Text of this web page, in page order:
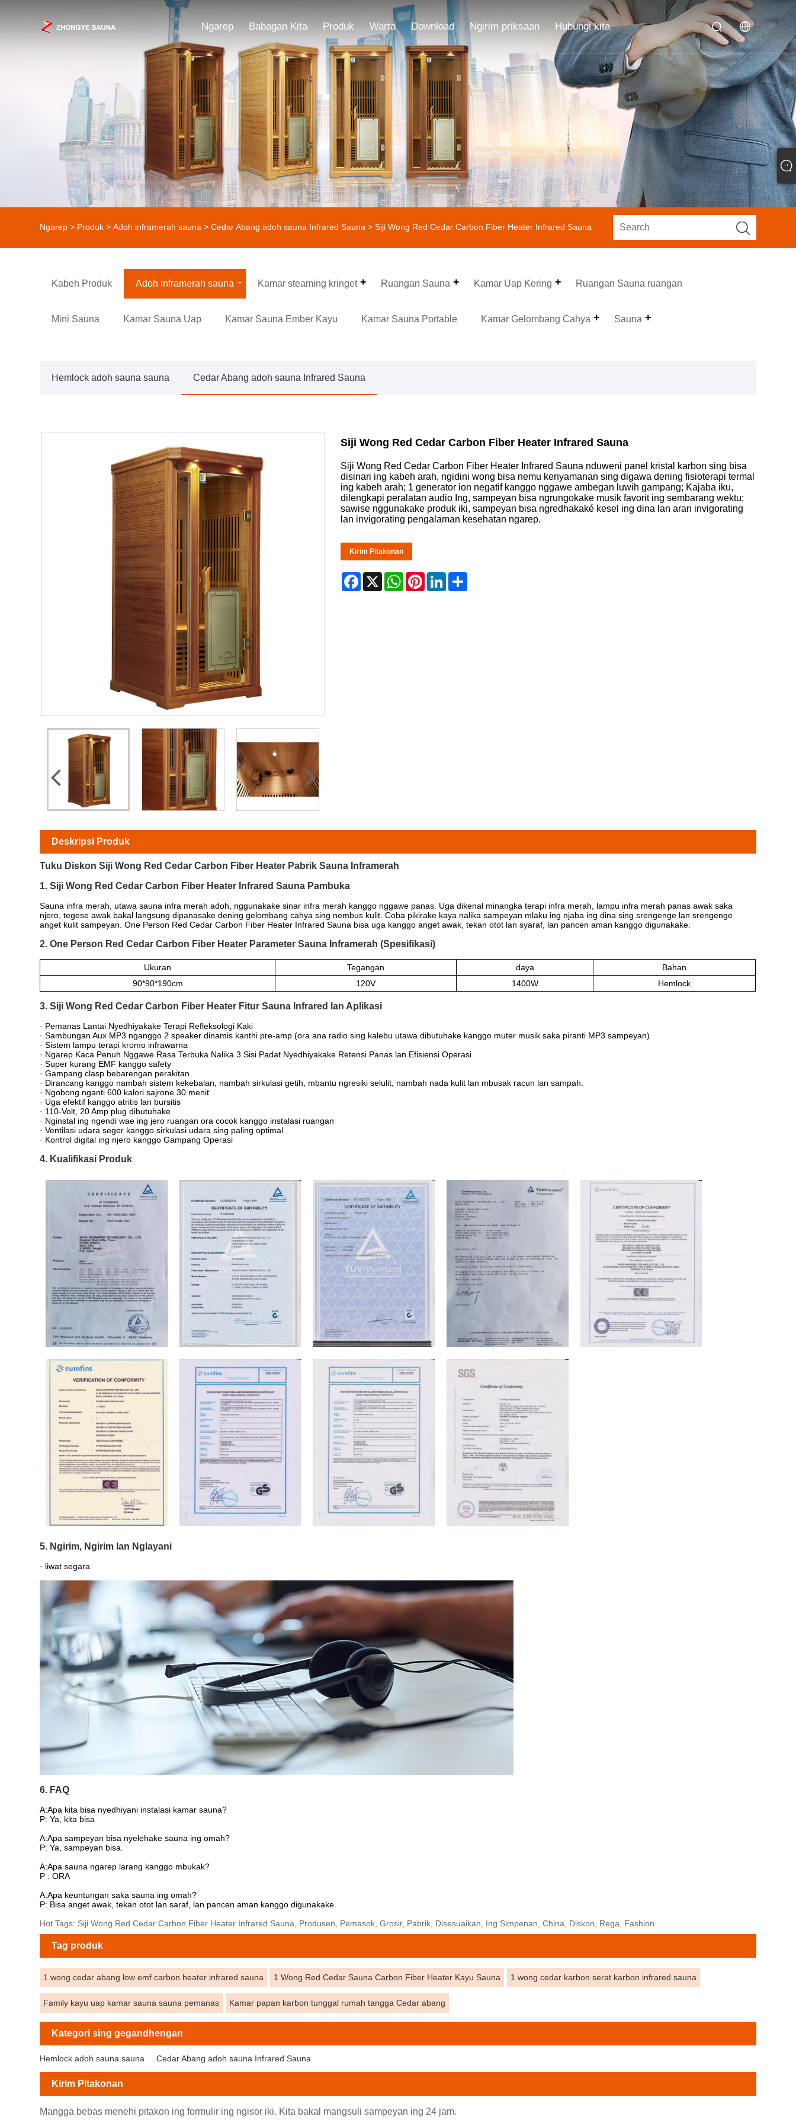
Ngarep Babagan Kita Produk Warta Download Ngirim priksaan Hubungi kita
Ngarep > Produk >Adoh inframerah sauna >Cedar Abang adoh sauna Infrared Sauna > Siji Wong Red Cedar Carbon Fiber Heater Infrared Sauna
Kabeh Produk Adoh inframerah sauna Kamar steaming kringet Ruangan Sauna Kamar Uap Kering Ruangan Sauna ruangan
Mini Sauna Kamar Sauna Uap Kamar Sauna Ember Kayu Kamar Sauna Portable Kamar Gelombang Cahya Sauna
Hemlock adoh sauna sauna Cedar Abang adoh sauna Infrared Sauna
Siji Wong Red Cedar Carbon Fiber Heater Infrared Sauna
Siji Wong Red Cedar Carbon Fiber Heater Infrared Sauna nduweni panel kristal karbon sing bisa
disinari ing kabeh arah, ngidini wong bisa nemu kenyamanan sing digawa dening fisioterapi termal
ing kabeh arah; 1 generator ion negatif kanggo nggawe ambegan luwih gampang; Kajaba iku,
dilengkapi peralatan audio Ing, sampeyan bisa ngrungokake musik favorit ing sembarang wektu;
sawise nggunakake produk iki, sampeyan bisa ngredhakaké kesel ing dina lan aran invigorating
lan invigorating pengalaman kesehatan ngarep.
Kirim Pitakonan
Facebook
X WhatsApp
PinterestLinkedIn
Deskripsi Produk
Tuku Diskon Siji Wong Red Cedar Carbon Fiber Heater Pabrik Sauna Inframerah
1. Siji Wong Red Cedar Carbon Fiber Heater Infrared Sauna Pambuka
Sauna infra merah, utawa sauna infra merah adoh, nggunakake sinar infra merah kanggo nggawe panas. Uga dikenal minangka terapi infra merah, lampu infra merah panas awak saka
njero, tegese awak bakal langsung dipanasake dening gelombang cahya sing nembus kulit. Coba pikirake kaya nalika sampeyan mlaku ing njaba ing dina sing srengenge lan srengenge
anget kulit sampeyan. One Person Red Cedar Carbon Fiber Heater Infrared Sauna bisa uga kanggo anget awak, tekan otot lan syaraf, lan pancen aman kanggo digunakake.
2. One Person Red Cedar Carbon Fiber Heater Parameter Sauna Inframerah (Spesifikasi)
Ukuran Tegangan daya
Bahan
90*90*190cm
120V 1400W Hemlock
3. Siji Wong Red Cedar Carbon Fiber Heater Fitur Sauna Infrared lan Aplikasi
· Pemanas Lantai Nyedhiyakake Terapi Refleksologi Kaki
· Sambungan Aux MP3 nganggo 2 speaker dinamis kanthi pre-amp (ora ana radio sing kalebu utawa dibutuhake kanggo muter musik saka piranti MP3 sampeyan)
· Sistem lampu terapi kromo infrawarna
· Ngarep Kaca Penuh Nggawe Rasa Terbuka Nalika 3 Sisi Padat Nyedhiyakake Retensi Panas lan Efisiensi Operasi
· Super kurang EMF kanggo safety
· Gampang clasp bebarengan perakitan
· Dirancang kanggo nambah sistem kekebalan, nambah sirkulasi getih, mbantu ngresiki selulit, nambah nada kulit lan mbusak racun lan sampah.
· Ngobong nganti 600 kalori sajrone 30 menit
· Uga efektif kanggo atritis lan bursitis
· 110-Volt, 20 Amp plug dibutuhake
· Nginstal ing ngendi wae ing jero ruangan ora cocok kanggo instalasi ruangan
· Ventilasi udara seger kanggo sirkulasi udara sing paling optimal
· Kontrol digital ing njero kanggo Gampang Operasi
4. Kualifikasi Produk
5. Ngirim, Ngirim lan Nglayani
· liwat segara
6. FAQ
A:Apa kita bisa nyedhiyani instalasi kamar sauna?
P: Ya, kita bisa
A:Apa sampeyan bisa nyelehake sauna ing omah?
P: Ya, sampeyan bisa.
A:Apa sauna ngarep larang kanggo mbukak?
P : ORA
A:Apa keuntungan saka sauna ing omah?
P: Bisa anget awak, tekan otot lan saraf, lan pancen aman kanggo digunakake.
Hot Tags: Siji Wong Red Cedar Carbon Fiber Heater Infrared Sauna, Produsen, Pemasok, Grosir, Pabrik, Disesuaikan, Ing Simpenan, China, Diskon, Rega, Fashion
Tag produk
1 wong cedar abang low emf carbon heater infrared sauna 1 Wong Red Cedar Sauna Carbon Fiber Heater Kayu Sauna 1 wong cedar karbon serat karbon infrared sauna
Family kayu uap kamar sauna sauna pemanas Kamar papan karbon tunggal rumah tangga Cedar abang
Kategori sing gegandhengan
Hemlock adoh sauna sauna Cedar Abang adoh sauna Infrared Sauna
Kirim Pitakonan
Mangga bebas menehi pitakon ing formulir ing ngisor iki. Kita bakal mangsuli sampeyan ing 24 jam.